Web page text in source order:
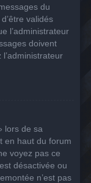
du
validés
l’administrateur
doivent
lors de sa
en haut du forum
voyez pas ce
désactivée ou
n’est pas